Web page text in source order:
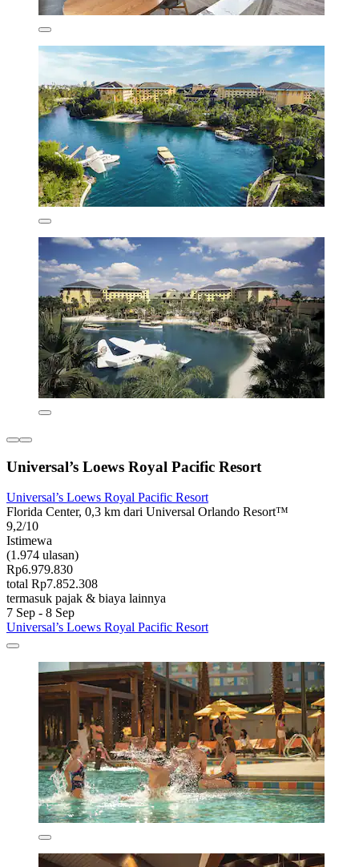
Universal’s Loews Royal Pacific Resort
Universal’s Loews Royal Pacific Resort
Florida Center, 0,3 km dari Universal Orlando Resort™
9,2/10
Istimewa
(1.974 ulasan)
Rp6.979.830
total Rp7.852.308
termasuk pajak & biaya lainnya
7 Sep - 8 Sep
Universal’s Loews Royal Pacific Resort